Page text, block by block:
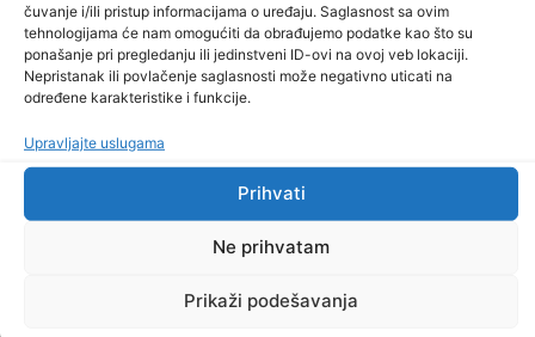
čuvanje i/ili pristup informacijama o uređaju. Saglasnost sa ovim
tehnologijama će nam omogućiti da obrađujemo podatke kao što su
ponašanje pri pregledanju ili jedinstveni ID-ovi na ovoj veb lokaciji.
Nepristanak ili povlačenje saglasnosti može negativno uticati na
određene karakteristike i funkcije.
Upravljajte uslugama
Prihvati
Ne prihvatam
Prikaži podešavanja
Ostale novosti